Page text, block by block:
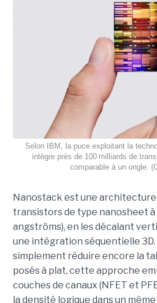
Selon IBM, la puce exploitant la
intègre près de 100 milliards de
comparable à un ongle.
Nanostack est une architecture
transistors de type nanosheet à
angströms), en les décalant
une intégration séquentielle 3D.
simplement réduire encore la
posés à plat, cette approche
couches de canaux (NFET et
la densité logique dans un même